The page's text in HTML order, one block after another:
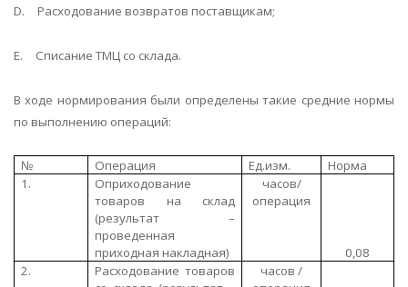
D. Расходование возвратов поставщикам;
E. Списание ТМЦ со склада.
В ходе нормирования были определены такие средние нормы
по выполнению операций:
№ Операция Ед.изм.
Норма
1.
Оприходование
товаров на склад
(результат –
проведенная
приходная накладная)
часов/
операция
0,08
2.
Расходование товаров
часов /